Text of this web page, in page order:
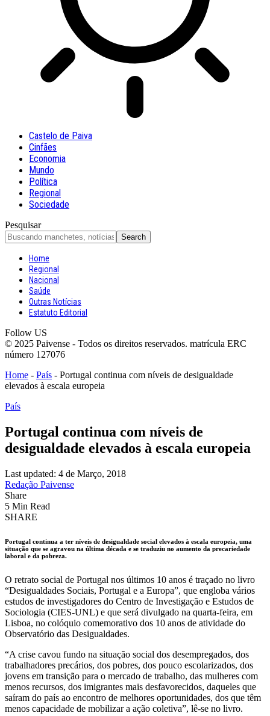
Castelo de Paiva
Cinfães
Economia
Mundo
Política
Regional
Sociedade
Pesquisar
Home
Regional
Nacional
Saúde
Outras Notícias
Estatuto Editorial
Follow US
© 2025 Paivense - Todos os direitos reservados. matrícula ERC
número 127076
Home - País - Portugal continua com níveis de desigualdade
elevados à escala europeia
País
Portugal continua com níveis de
desigualdade elevados à escala europeia
Last updated: 4 de Março, 2018
Redação Paivense
Share
5 Min Read
SHARE
Portugal continua a ter níveis de desigualdade social elevados à escala europeia, uma
situação que se agravou na última década e se traduziu no aumento da precariedade
laboral e da pobreza.
O retrato social de Portugal nos últimos 10 anos é traçado no livro
“Desigualdades Sociais, Portugal e a Europa”, que engloba vários
estudos de investigadores do Centro de Investigação e Estudos de
Sociologia (CIES-UNL) e que será divulgado na quarta-feira, em
Lisboa, no colóquio comemorativo dos 10 anos de atividade do
Observatório das Desigualdades.
“A crise cavou fundo na situação social dos desempregados, dos
trabalhadores precários, dos pobres, dos pouco escolarizados, dos
jovens em transição para o mercado de trabalho, das mulheres com
menos recursos, dos imigrantes mais desfavorecidos, daqueles que
saíram do país ao encontro de melhores oportunidades, dos que têm
menos capacidade de mobilizar a ação coletiva”, lê-se no livro.